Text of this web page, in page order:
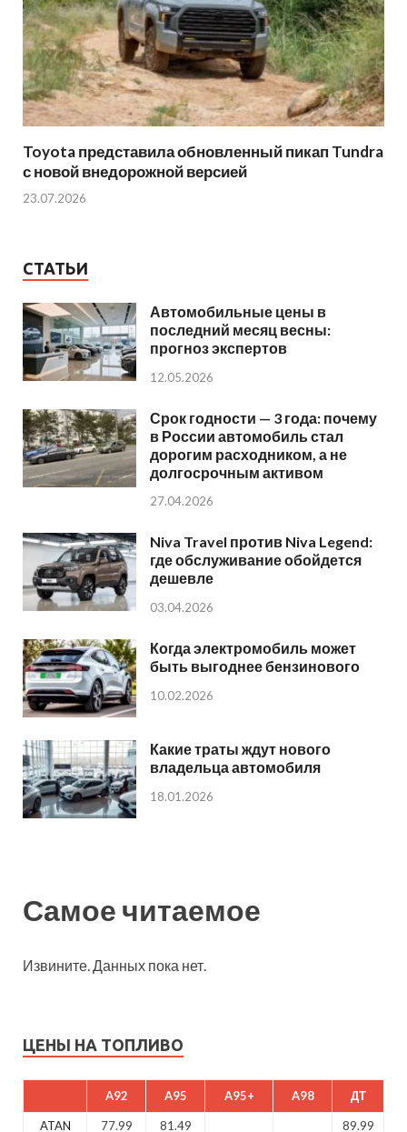
Toyota представила обновленный пикап Tundra
с новой внедорожной версией
23.07.2026
СТАТЬИ
Автомобильные цены в
последний месяц весны:
прогноз экспертов
12.05.2026
Срок годности — 3 года: почему
в России автомобиль стал
дорогим расходником, а не
долгосрочным активом
27.04.2026
Niva Travel против Niva Legend:
где обслуживание обойдется
дешевле
03.04.2026
Когда электромобиль может
быть выгоднее бензинового
10.02.2026
Какие траты ждут нового
владельца автомобиля
18.01.2026
Самое читаемое
Извините. Данных пока нет.
ЦЕНЫ НА ТОПЛИВО
A92 A95 A95+ A98 ДТ
ATAN 77.99 81.49
89.99